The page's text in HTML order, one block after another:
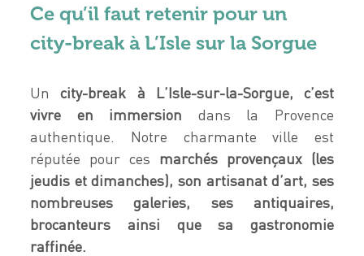
Ce qu’il faut retenir pour un
city-break à L’Isle sur la Sorgue
Uncity-break à L’Isle-sur-la-Sorgue, c’est
vivre en immersion dans la Provence
authentique. Notre charmante ville est
réputée pour ces marchés provençaux (les
jeudis et dimanches), son artisanat d’art, ses
nombreuses galeries, ses antiquaires,
brocanteurs ainsi que sa gastronomie
raffinée.